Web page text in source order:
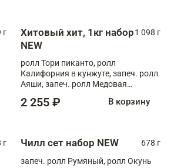
г
Хитовый хит, 1кг набор
NEW
1 098 г
ролл Тори пиканто, ролл
Калифорния в кунжуте, запеч. ролл
Аяши, запеч. ролл Медовая
чукой
2 255 ₽ В корзину
г
Чилл сет набор NEW
678 г
запеч. ролл Румяный, ролл Окунь